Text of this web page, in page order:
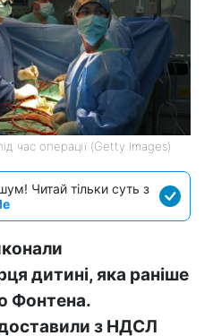
час операції (Getty Images)
Читай тільки суть з
дитині, яка раніше
Фонтена.
з НДСЛ